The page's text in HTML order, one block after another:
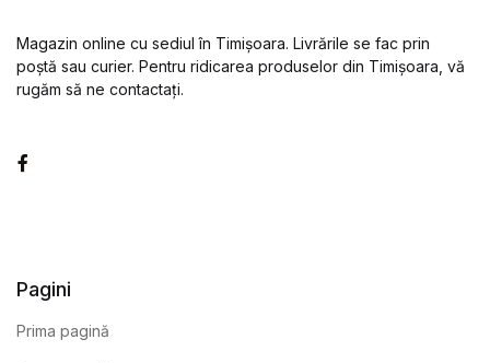
Magazin online cu sediul în Timișoara. Livrările se fac prin
poștă sau curier. Pentru ridicarea produselor din Timișoara, vă
rugăm să ne contactați.
Pagini
Prima pagină